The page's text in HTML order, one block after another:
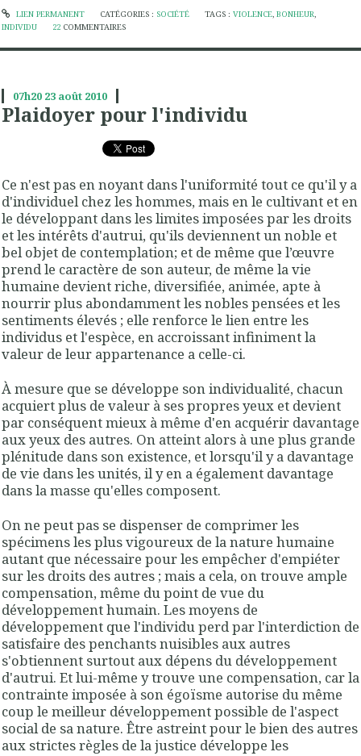
LIEN PERMANENT CATÉGORIES : SOCIÉTÉ TAGS :VIOLENCE,BONHEUR,
INDIVIDU
22 COMMENTAIRES
07h20 23 août 2010
Plaidoyer pour l'individu
Ce n'est pas en noyant dans l'uniformité tout ce qu'il y a
d'individuel chez les hommes, mais en le cultivant et en
le développant dans les limites imposées par les droits
et les intérêts d'autrui, qu'ils deviennent un noble et
bel objet de contemplation; et de même que l’œuvre
prend le caractère de son auteur, de même la vie
humaine devient riche, diversifiée, animée, apte à
nourrir plus abondamment les nobles pen­sées et les
sentiments élevés ; elle renforce le lien entre les
individus et l'espèce, en accrois­sant infiniment la
valeur de leur appartenance a celle-ci.
À mesure que se développe son individualité, chacun
acquiert plus de valeur à ses propres yeux et devient
par conséquent mieux à même d'en acquérir davantage
aux yeux des autres. On atteint alors à une plus grande
plénitude dans son existence, et lorsqu'il y a davantage
de vie dans les unités, il y en a également davantage
dans la masse qu'elles composent.
On ne peut pas se dispenser de comprimer les
spécimens les plus vigou­reux de la nature humaine
autant que nécessaire pour les empêcher d'empiéter
sur les droits des autres ; mais a cela, on trouve ample
compensation, même du point de vue du
développement humain. Les moyens de
développement que l'individu perd par l'interdiction de
satisfaire des penchants nuisibles aux autres
s'obtiennent surtout aux dépens du développement
d'autrui. Et lui-même y trouve une compensation, car la
contrainte imposée à son égoïsme autorise du même
coup le meilleur développement possible de l'aspect
social de sa nature. Être astreint pour le bien des autres
aux strictes règles de la justice développe les